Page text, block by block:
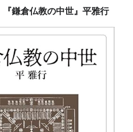
鎌倉仏教の中世』平雅行